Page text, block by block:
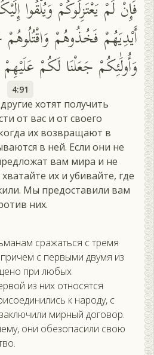
فَإِنْ لَمْ يَعْتَزِلُوكُمْ وَيُلْقُوا
أَيْدِيَهُمْ فَخُذُوهُمْ
وَأُولَٰئِكُمْ جَعَلْنَا لَكُمْ عَلَيْهِمْ
4:91
хотят получить
от вас и от своего
их возвращают в
в ней. Если они не
вам мира и не
их и убивайте, где
Мы предоставили вам
них.
сражаться с тремя
с первыми двумя из
при любых
из них относятся
к народу, с
мирный договор.
они обезопасили свою